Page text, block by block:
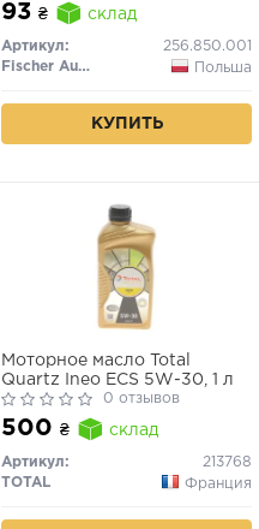
93 ₴ склад
Артикул:
256.850.001
Fischer Automotive One (FA1)
Польша
КУПИТЬ
Моторное масло Total
Quartz Ineo ECS 5W-30, 1 л
0 отзывов
500 ₴ склад
Артикул:
213768
TOTAL
Франция